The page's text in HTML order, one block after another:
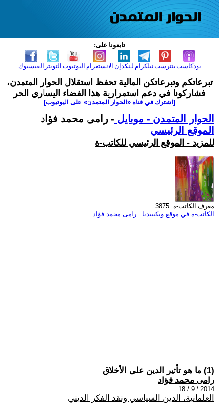
تابعونا على:
الفيسبوك التويتر اليوتيوب الانستغرام لينكدإن تيلكرامبنترست بودكاست
تبرعاتكم وتبرعاتكن المالية تحفظ استقلال الحوار المتمدن،
فشاركونا في دعم استمرارية هذا الفضاء اليساري الحر
[اشترك في قناة ‫«الحوار المتمدن» على اليوتيوب]
الحوار المتمدن - موبايل - رامى محمد فؤاد
الموقع الرئيسي
للمزيد - الموقع الرئيسي للكاتب-ة
معرف الكاتب-ة: 3875
الكاتب-ة في موقع ويكيبيديا : رامى محمد فؤاد
(1) ما هو تأثير الدين على الأخلاق
رامى محمد فؤاد
2014 / 9 / 18
العلمانية، الدين السياسي ونقد الفكر الديني